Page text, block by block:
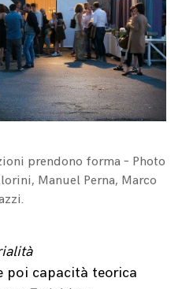
prendono forma – Photo
Manuel Perna, Marco
poi capacità teorica